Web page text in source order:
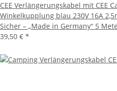
CEE Verlängerungskabel mit CEE
Winkelkupplung blau 230V 16A
Sicher – „Made in Germany“ 5
39,50 € *